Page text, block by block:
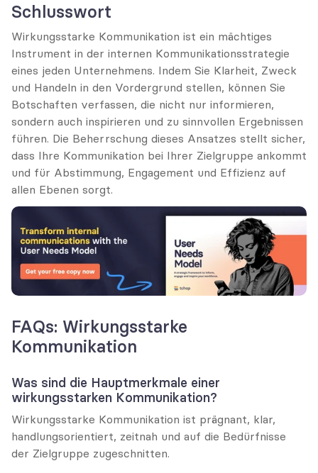
Schlusswort
Wirkungsstarke Kommunikation ist ein mächtiges
Instrument in der internen Kommunikationsstrategie
eines jeden Unternehmens. Indem Sie Klarheit, Zweck
und Handeln in den Vordergrund stellen, können Sie
Botschaften verfassen, die nicht nur informieren,
sondern auch inspirieren und zu sinnvollen Ergebnissen
führen. Die Beherrschung dieses Ansatzes stellt sicher,
dass Ihre Kommunikation bei Ihrer Zielgruppe ankommt
und für Abstimmung, Engagement und Effizienz auf
allen Ebenen sorgt.
FAQs: Wirkungsstarke
Kommunikation
Was sind die Hauptmerkmale einer
wirkungsstarken Kommunikation?
Wirkungsstarke Kommunikation ist prägnant, klar,
handlungsorientiert, zeitnah und auf die Bedürfnisse
der Zielgruppe zugeschnitten.